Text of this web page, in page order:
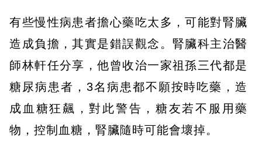
有些慢性病患者擔心藥吃太多，可能對腎臟
造成負擔，其實是錯誤觀念。腎臟科主治醫
師林軒任分享，他曾收治一家祖孫三代都是
糖尿病患者，3名病患都不願按時吃藥，造
成血糖狂飆，對此警告，糖友若不服用藥
物，控制血糖，腎臟隨時可能會壞掉。